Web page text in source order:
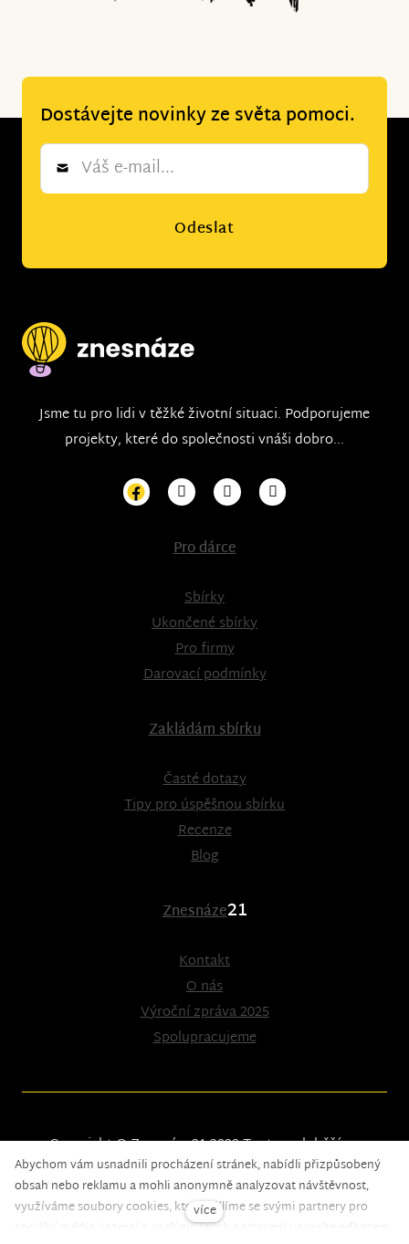
Dostávejte novinky ze světa pomoci.
Newsletter
Odeslat
Jsme tu pro lidi v těžké životní situaci. Podporujeme
projekty, které do společnosti vnáši dobro...
Pro dárce
Sbírky
Ukončené sbírky
Pro firmy
Darovací podmínky
Zakládám sbírku
Časté dotazy
Tipy pro úspěšnou sbírku
Recenze
Blog
Znesnáze21
Kontakt
O nás
Výroční zpráva 2025
Spolupracujeme
Copyright © Znesnáze21 2023Tento web běží na
solidpixels.
Abychom vám usnadnili procházení stránek, nabídli přizpůsobený
obsah nebo reklamu a mohli anonymně analyzovat návštěvnost,
využíváme soubory cookies, které sdílíme se svými partnery pro
sociální média, inzerci a analýzu. Jejich nastavení upravíte odkazem
více